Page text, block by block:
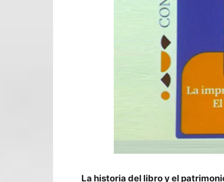
La historia del libro y el